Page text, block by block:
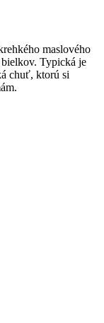
maslového
bielkov. Typická je
chuť, ktorú si